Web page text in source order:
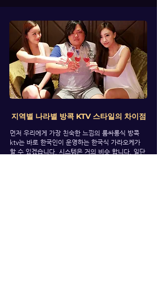
지역별 나라별 방콕 KTV 스타일의 차이점
먼저 우리에게 가장 친숙한 느낌의 룸싸롱식 방콕
ktv는 바로 한국인이 운영하는 한국식 가라오케가
할 수 있겠습니다. 시스템은 거의 비슷 합니다. 일단